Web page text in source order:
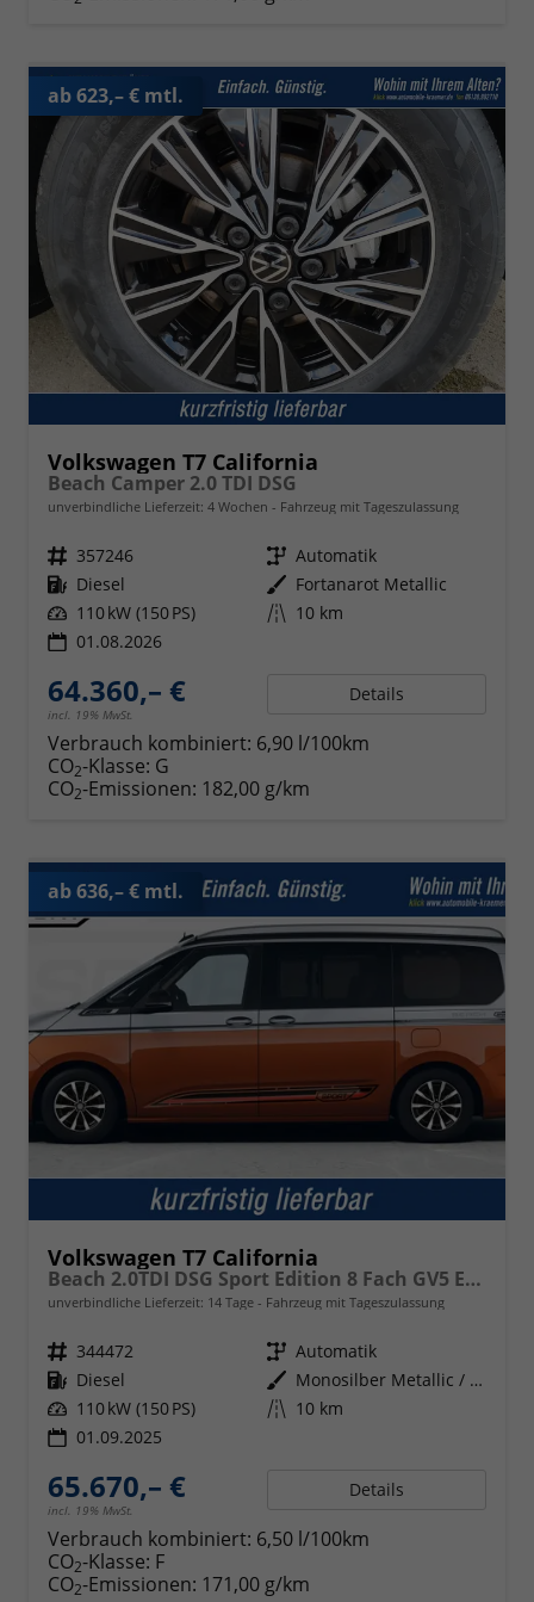
ab 623,– € mtl.
Volkswagen T7 California
Beach Camper 2.0 TDI DSG
unverbindliche Lieferzeit: 4 Wochen Fahrzeug mit Tageszulassung
Fahrzeugnr. 357246 Getriebe Automatik
Kraftstoff Diesel Außenfarbe Fortanarot Metallic
Leistung 110 kW (150 PS) Kilometerstand 10 km
01.08.2026
64.360,– €
incl. 19% MwSt.
Details
Verbrauch kombiniert: 6,90 l/100km
CO2-Klasse: G
CO2-Emissionen: 182,00 g/km
ab 636,– € mtl.
Volkswagen T7 California
Beach 2.0TDI DSG Sport Edition 8 Fach GV5 Elegance+
unverbindliche Lieferzeit: 14 Tage Fahrzeug mit Tageszulassung
Fahrzeugnr. 344472 Getriebe Automatik
Kraftstoff Diesel Außenfarbe
Monosilber Metallic / Energeticorange Metallic
Leistung 110 kW (150 PS) Kilometerstand 10 km
01.09.2025
65.670,– €
incl. 19% MwSt.
Details
Verbrauch kombiniert: 6,50 l/100km
CO2-Klasse: F
CO2-Emissionen: 171,00 g/km